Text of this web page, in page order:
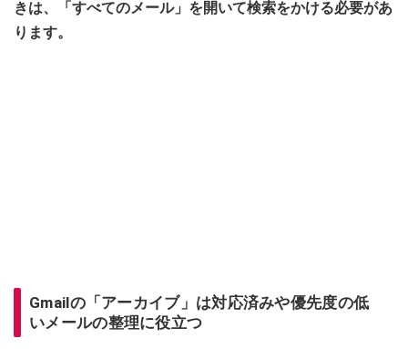
きは、「すべてのメール」を開いて検索をかける必要があ
ります。
Gmailの「アーカイブ」は対応済みや優先度の低
いメールの整理に役立つ